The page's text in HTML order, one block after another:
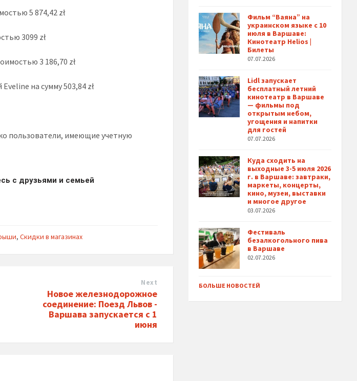
5 874,42 zł
3099 zł
3 186,70 zł
на сумму 503,84 zł
пользователи, имеющие учетную
с друзьями и семьей
,Скидки в магазинах
Next
Новое железнодорожное
соединение: Поезд Львов -
Варшава запускается с 1
июня
Фильм “Ваяна” на
украинском языке с 10
июля в Варшаве:
Кинотеатр Helios |
Билеты
07.07.2026
Lidl запускает
бесплатный летний
кинотеатр в Варшаве
— фильмы под
открытым небом,
угощения и напитки
для гостей
07.07.2026
Куда сходить на
выходные 3-5 июля 2026
г. в Варшаве: завтраки,
маркеты, концерты,
кино, музеи, выставки
и многое другое
03.07.2026
Фестиваль
безалкогольного пива
в Варшаве
02.07.2026
БОЛЬШЕ НОВОСТЕЙ